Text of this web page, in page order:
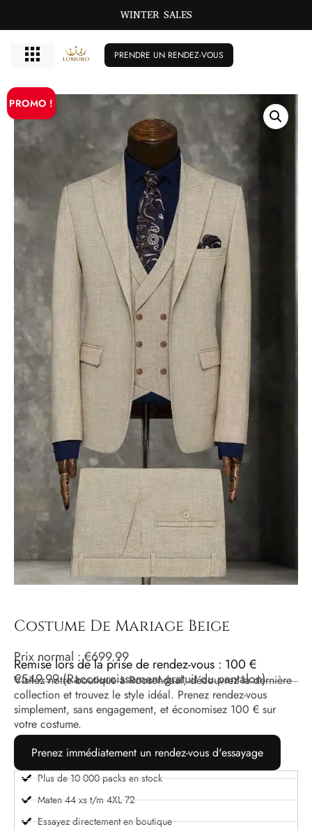
WINTER SALES
PRENDRE UN RENDEZ-VOUS
PROMO !
Costume De Mariage Beige
Prix ​​normal :€699.99
Remise lors de la prise de rendez-vous : 100 €
€549.99(Raccourcissement gratuit du pantalon)
Visitez notre boutique à Roosendaal, découvrez la dernière
collection et trouvez le style idéal. Prenez rendez-vous
simplement, sans engagement, et économisez 100 € sur
votre costume.
Prenez immédiatement un rendez-vous d'essayage
Plus de 10 000 packs en stock
Maten 44 xs t/m 4XL 72
Essayez directement en boutique